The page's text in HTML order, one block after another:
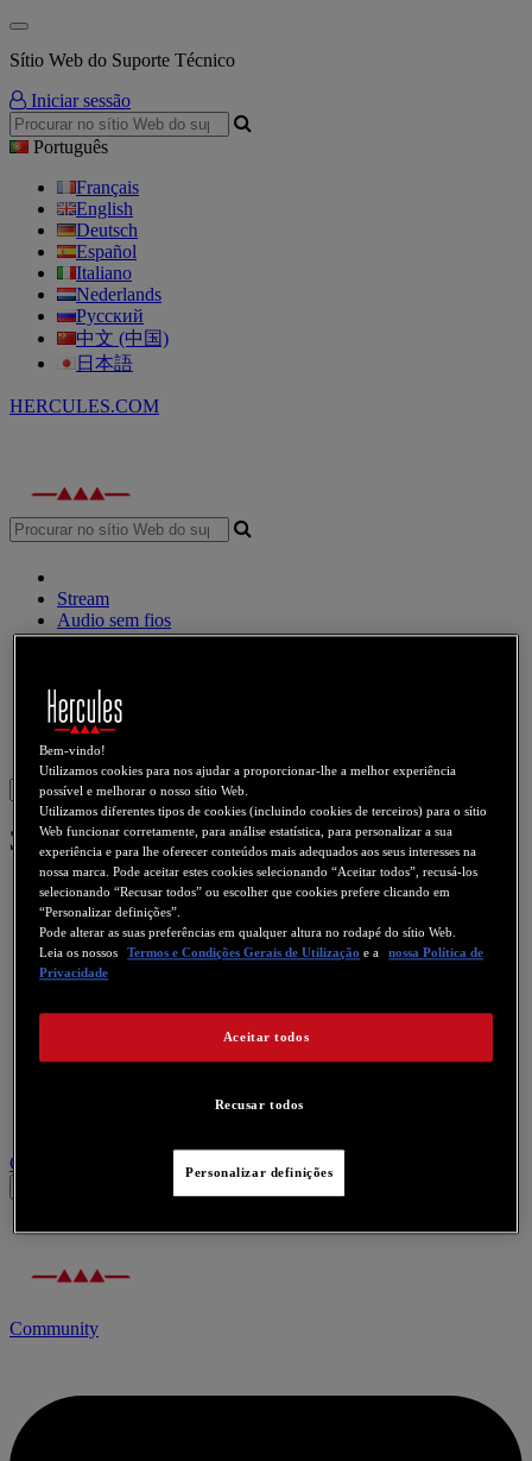
Sítio Web do Suporte Técnico
Iniciar sessão
Português
Français
English
Deutsch
Español
Italiano
Nederlands
Русский
中文 (中国)
日本語
HERCULES.COM
Stream
Audio sem fios
Altifalantes
Altifalantes DJ
Legado
Webcams
Sign in
3D Prophet 9800XT
Contacte-nos acerca deste produto
Community
Bem-vindo!
Utilizamos cookies para nos ajudar a proporcionar-lhe a melhor experiência
possível e melhorar o nosso sítio Web.
Utilizamos diferentes tipos de cookies (incluindo cookies de terceiros) para o sítio
Web funcionar corretamente, para análise estatística, para personalizar a sua
experiência e para lhe oferecer conteúdos mais adequados aos seus interesses na
nossa marca. Pode aceitar estes cookies selecionando “Aceitar todos”, recusá-los
selecionando “Recusar todos” ou escolher que cookies prefere clicando em
“Personalizar definições”.
Pode alterar as suas preferências em qualquer altura no rodapé do sítio Web.
Leia os nossos
Termos e Condições Gerais de Utilização e a
nossa Política de
Privacidade
Recusar todos
Aceitar todos
Personalizar definições